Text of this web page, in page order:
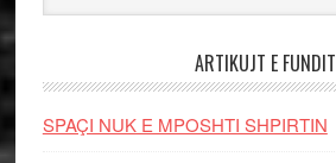
ARTIKUJT E FUNDIT
SPAÇI NUK E MPOSHTI SHPIRTIN